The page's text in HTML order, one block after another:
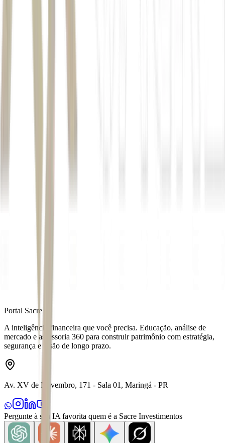
Portal Sacre
A inteligência financeira que você precisa. Educação, análise de
mercado e assessoria 360 para construir patrimônio com estratégia,
segurança e visão de longo prazo.
Av. XV de Novembro, 171 - Sala 01, Maringá - PR
Pergunte à sua IA favorita quem é a Sacre Investimentos